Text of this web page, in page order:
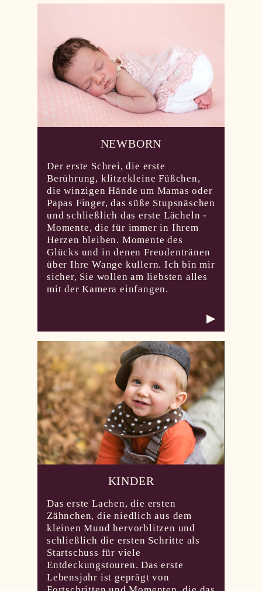
NEWBORN
Der erste Schrei, die erste
Berührung, klitzekleine Füßchen,
die winzigen Hände um Mamas oder
Papas Finger, das süße Stupsnäschen
und schließlich das erste Lächeln -
Momente, die für immer in Ihrem
Herzen bleiben. Momente des
Glücks und in denen Freudentränen
über Ihre Wange kullern. Ich bin mir
sicher, Sie wollen am liebsten alles
mit der Kamera einfangen.
▶
KINDER
Das erste Lachen, die ersten
Zähnchen, die niedlich aus dem
kleinen Mund hervorblitzen und
schließlich die ersten Schritte als
Startschuss für viele
Entdeckungstouren. Das erste
Lebensjahr ist geprägt von